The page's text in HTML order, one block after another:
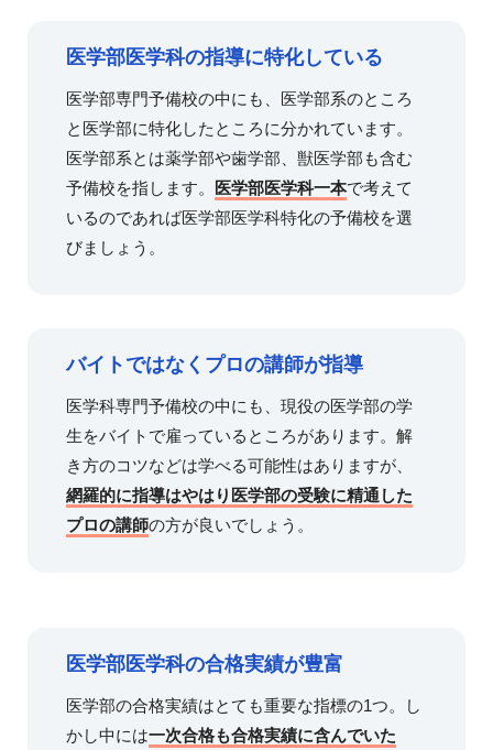
医学部医学科の指導に特化している
医学部専門予備校の中にも、医学部系のところ
と医学部に特化したところに分かれています。
医学部系とは薬学部や歯学部、獣医学部も含む
予備校を指します。
医学部医学科一本で考えて
いるのであれば医学部医学科特化の予備校を選
びましょう。
バイトではなくプロの講師が指導
医学科専門予備校の中にも、現役の医学部の学
生をバイトで雇っているところがあります。解
き方のコツなどは学べる可能性はありますが、
網羅的に指導はやはり医学部の受験に精通した
プロの講師の方が良いでしょう。
医学部医学科の合格実績が豊富
医学部の合格実績はとても重要な指標の1つ。し
かし中には一次合格も合格実績に含んでいた